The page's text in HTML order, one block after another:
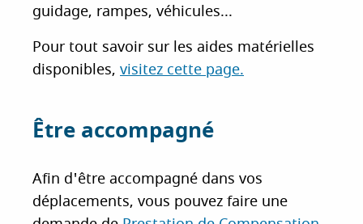
guidage, rampes, véhicules...
Pour tout savoir sur les aides matérielles
disponibles, visitez cette page.
Être accompagné
Afin d'être accompagné dans vos
déplacements, vous pouvez faire une